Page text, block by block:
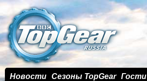
Новости Сезоны TopGear Гости